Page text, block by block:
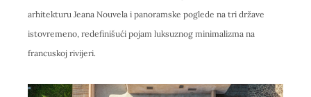
arhitekturu Jeana Nouvela i panoramske poglede na tri države
istovremeno, redefinišući pojam luksuznog minimalizma na
francuskoj rivijeri.